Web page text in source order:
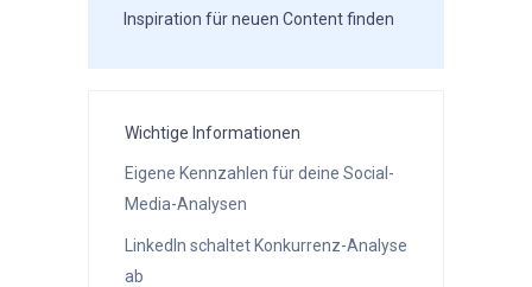
Inspiration für neuen Content finden
Wichtige Informationen
Eigene Kennzahlen für deine Social-
Media-Analysen
LinkedIn schaltet Konkurrenz-Analyse
ab